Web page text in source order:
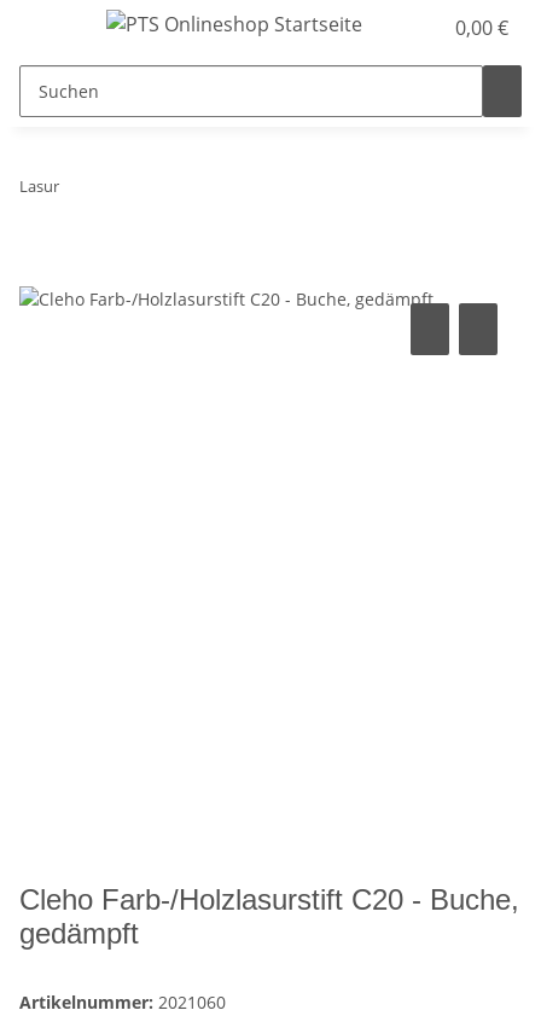
0,00 €
Lasur
Cleho Farb-/Holzlasurstift C20 - Buche,
gedämpft
Artikelnummer: 2021060